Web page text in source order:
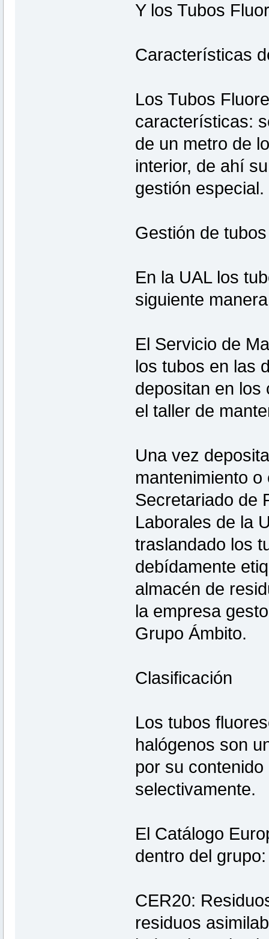
Y los Tubos
Características
Los Tubos
características:
de un metro de
interior, de ahí
gestión especial.
Gestión de
En la UAL los
siguiente
El Servicio de
los tubos en las
depositan en los
el taller de
Una vez
mantenimiento
Secretariado de
Laborales de la
traslandado los
debídamente
almacén de
la empresa
Grupo Ámbito.
Clasificación
Los tubos
halógenos son
por su
selectivamente.
El Catálogo
dentro del grupo:
CER20:
residuos